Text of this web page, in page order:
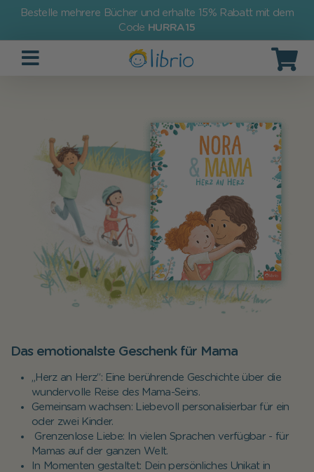
Bestelle mehrere Bücher und erhalte 15% Rabatt mit dem
Code HURRA15
Das emotionalste Geschenk für Mama
„Herz an Herz“: Eine berührende Geschichte über die
wundervolle Reise des Mama-Seins.
Gemeinsam wachsen: Liebevoll personalisierbar für ein
oder zwei Kinder.
Grenzenlose Liebe: In vielen Sprachen verfügbar - für
Mamas auf der ganzen Welt.
In Momenten gestaltet: Dein persönliches Unikat in